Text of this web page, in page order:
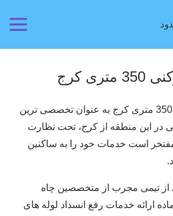
کرج
با احترام، لوله بازکنی 350 متری کرج به عنوان تخصصی‌ ترین
در این منطقه از کرج، تحت نظارت
است خدمات خود را به ساکنین
از تیمی مجرب از متخصصین چاه
ارائه خدمات رفع انسداد لوله‌ های